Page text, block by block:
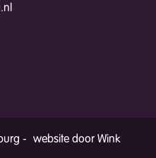
- website door Wink